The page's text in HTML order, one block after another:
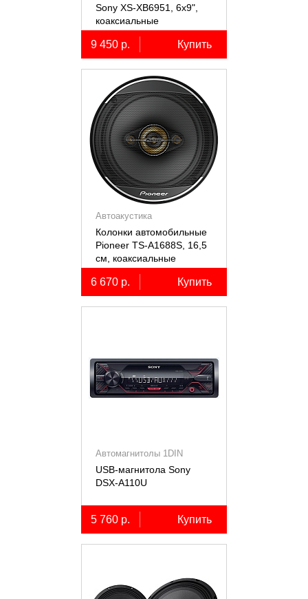
Sony XS-XB6951, 6х9",
коаксиальные
пятиполосные, 2 шт.
9 450 р. Купить
Автоакустика
Колонки автомобильные
Pioneer TS-A1688S, 16,5
см, коаксиальные
четырёхполосные, 2 шт.
6 670 р. Купить
Автомагнитолы 1DIN
USB-магнитола Sony
DSX-A110U
5 760 р. Купить